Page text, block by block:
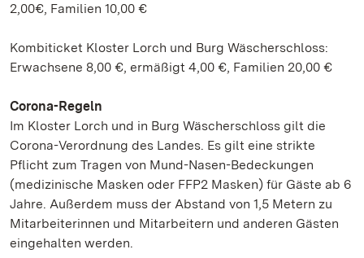
2,00€, Familien 10,00 €
Kombiticket Kloster Lorch und Burg Wäscherschloss:
Erwachsene 8,00 €, ermäßigt 4,00 €, Familien 20,00 €
Corona-Regeln
Im Kloster Lorch und in Burg Wäscherschloss gilt die
Corona-Verordnung des Landes. Es gilt eine strikte
Pflicht zum Tragen von Mund-Nasen-Bedeckungen
(medizinische Masken oder FFP2 Masken) für Gäste ab 6
Jahre. Außerdem muss der Abstand von 1,5 Metern zu
Mitarbeiterinnen und Mitarbeitern und anderen Gästen
eingehalten werden.